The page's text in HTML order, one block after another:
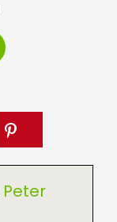
Peter